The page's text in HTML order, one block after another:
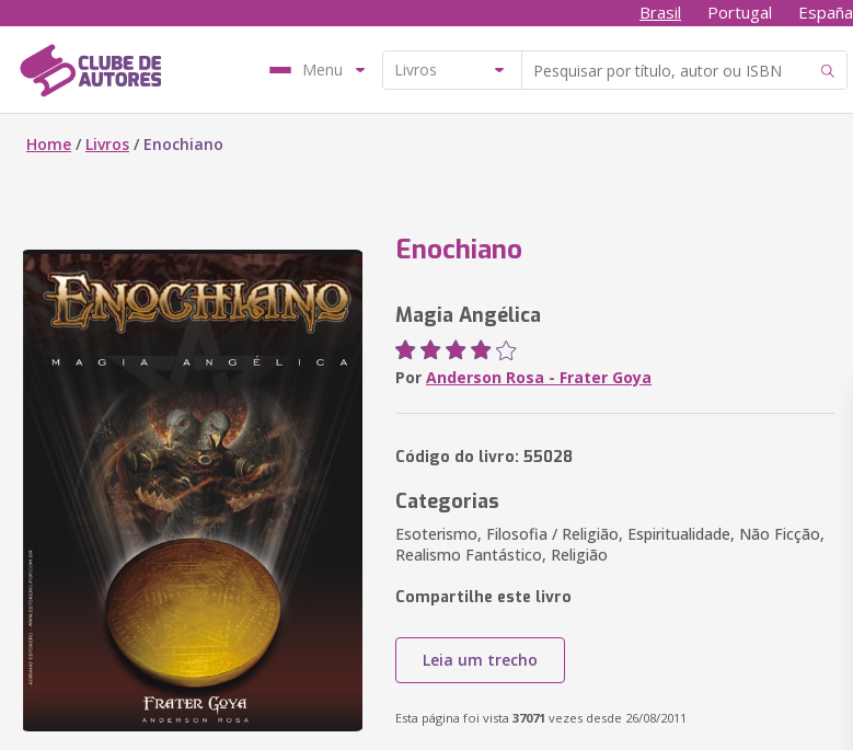
Brasil Portugal España
Menu
Home / Livros / Enochiano
Enochiano
Magia Angélica
Por Anderson Rosa - Frater Goya
Código do livro: 55028
Categorias
Esoterismo, Filosofia / Religião, Espiritualidade, Não Ficção,
Realismo Fantástico, Religião
Compartilhe este livro
Leia um trecho
Esta página foi vista 37071 vezes desde 26/08/2011